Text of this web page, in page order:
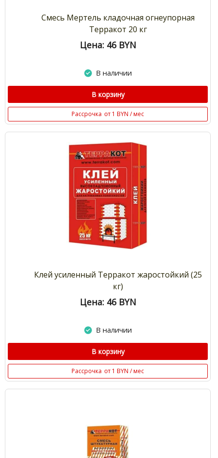
Смесь Мертель кладочная огнеупорная
Терракот 20 кг
Цена: 46 BYN
В наличии
В корзину
Рассрочка от 1 BYN / мес
Клей усиленный Терракот жаростойкий (25
кг)
Цена: 46 BYN
В наличии
В корзину
Рассрочка от 1 BYN / мес